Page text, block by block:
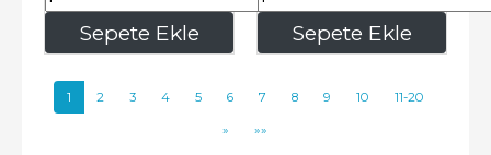
Sepete Ekle
405,60 Sepete Ekle
127,40
1 2 3 4 5 6 7 8 9 10 11-20
» »»